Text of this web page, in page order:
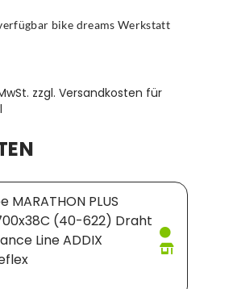
bike dreams Werkstatt
zzgl. Versandkosten für
MARATHON PLUS
(40-622) Draht
Line ADDIX